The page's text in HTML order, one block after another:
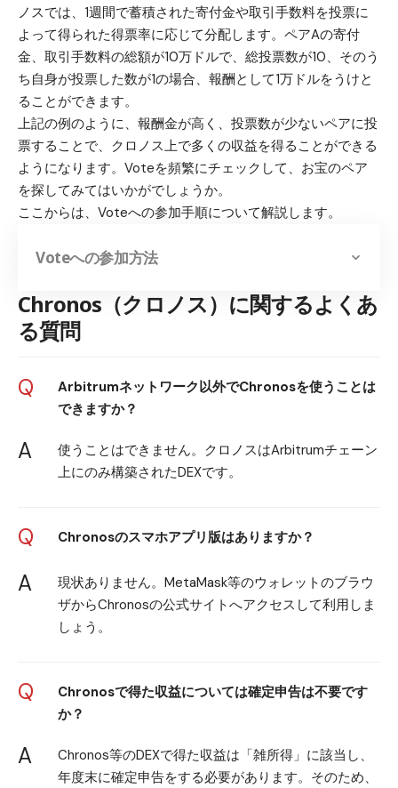
ノスでは、1週間で蓄積された寄付金や取引手数料を投票に
よって得られた得票率に応じて分配します。ペアAの寄付
金、取引手数料の総額が10万ドルで、総投票数が10、そのう
ち自身が投票した数が1の場合、報酬として1万ドルをうけと
ることができます。
上記の例のように、報酬金が高く、投票数が少ないペアに投
票することで、クロノス上で多くの収益を得ることができる
ようになります。Voteを頻繁にチェックして、お宝のペア
を探してみてはいかがでしょうか。
ここからは、Voteへの参加手順について解説します。
Voteへの参加方法
Chronos（クロノス）に関するよくあ
る質問
Q
Arbitrumネットワーク以外でChronosを使うことは
できますか？
A
使うことはできません。クロノスはArbitrumチェーン
上にのみ構築されたDEXです。
Q Chronosのスマホアプリ版はありますか？
A
現状ありません。MetaMask等のウォレットのブラウ
ザからChronosの公式サイトへアクセスして利用しま
しょう。
Q
Chronosで得た収益については確定申告は不要です
か？
A
Chronos等のDEXで得た収益は「雑所得」に該当し、
年度末に確定申告をする必要があります。そのため、